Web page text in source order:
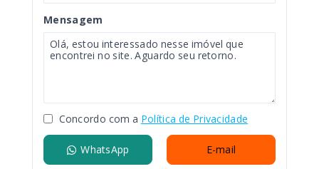
Mensagem
Concordo com a Política de Privacidade
WhatsApp E-mail